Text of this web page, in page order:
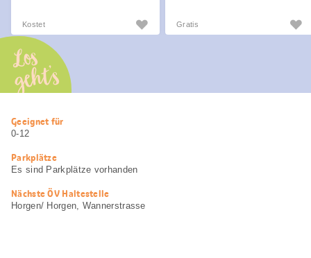
Kostet Gratis
Los
geht’s
Nützliche
Informationen
Geeignet für
0-12
Parkplätze
Es sind Parkplätze vorhanden
Nächste ÖV Haltestelle
Horgen/ Horgen, Wannerstrasse